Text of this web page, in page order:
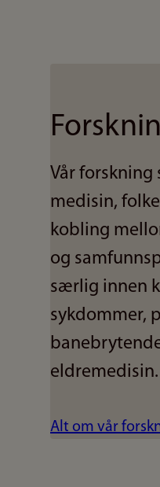
Vår
medisin,
kobling
og
særlig innen
sykdommer,
eldremedisin.
Alt om vår